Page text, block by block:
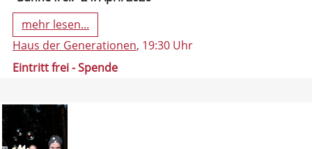
mehr lesen...
Haus der Generationen, 19:30 Uhr
Eintritt frei - Spende